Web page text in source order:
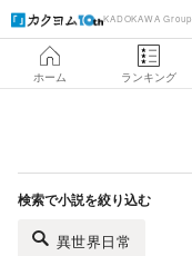
KADOKAWA Group
ホーム ランキング
検索で小説を絞り込む
異世界日常